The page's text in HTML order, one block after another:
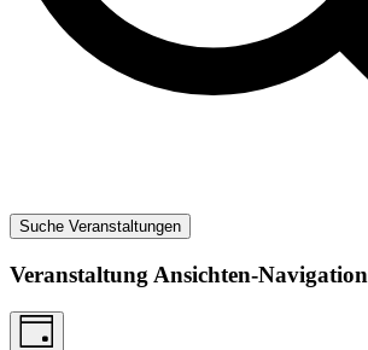
Suche Veranstaltungen
Veranstaltung Ansichten-Navigation